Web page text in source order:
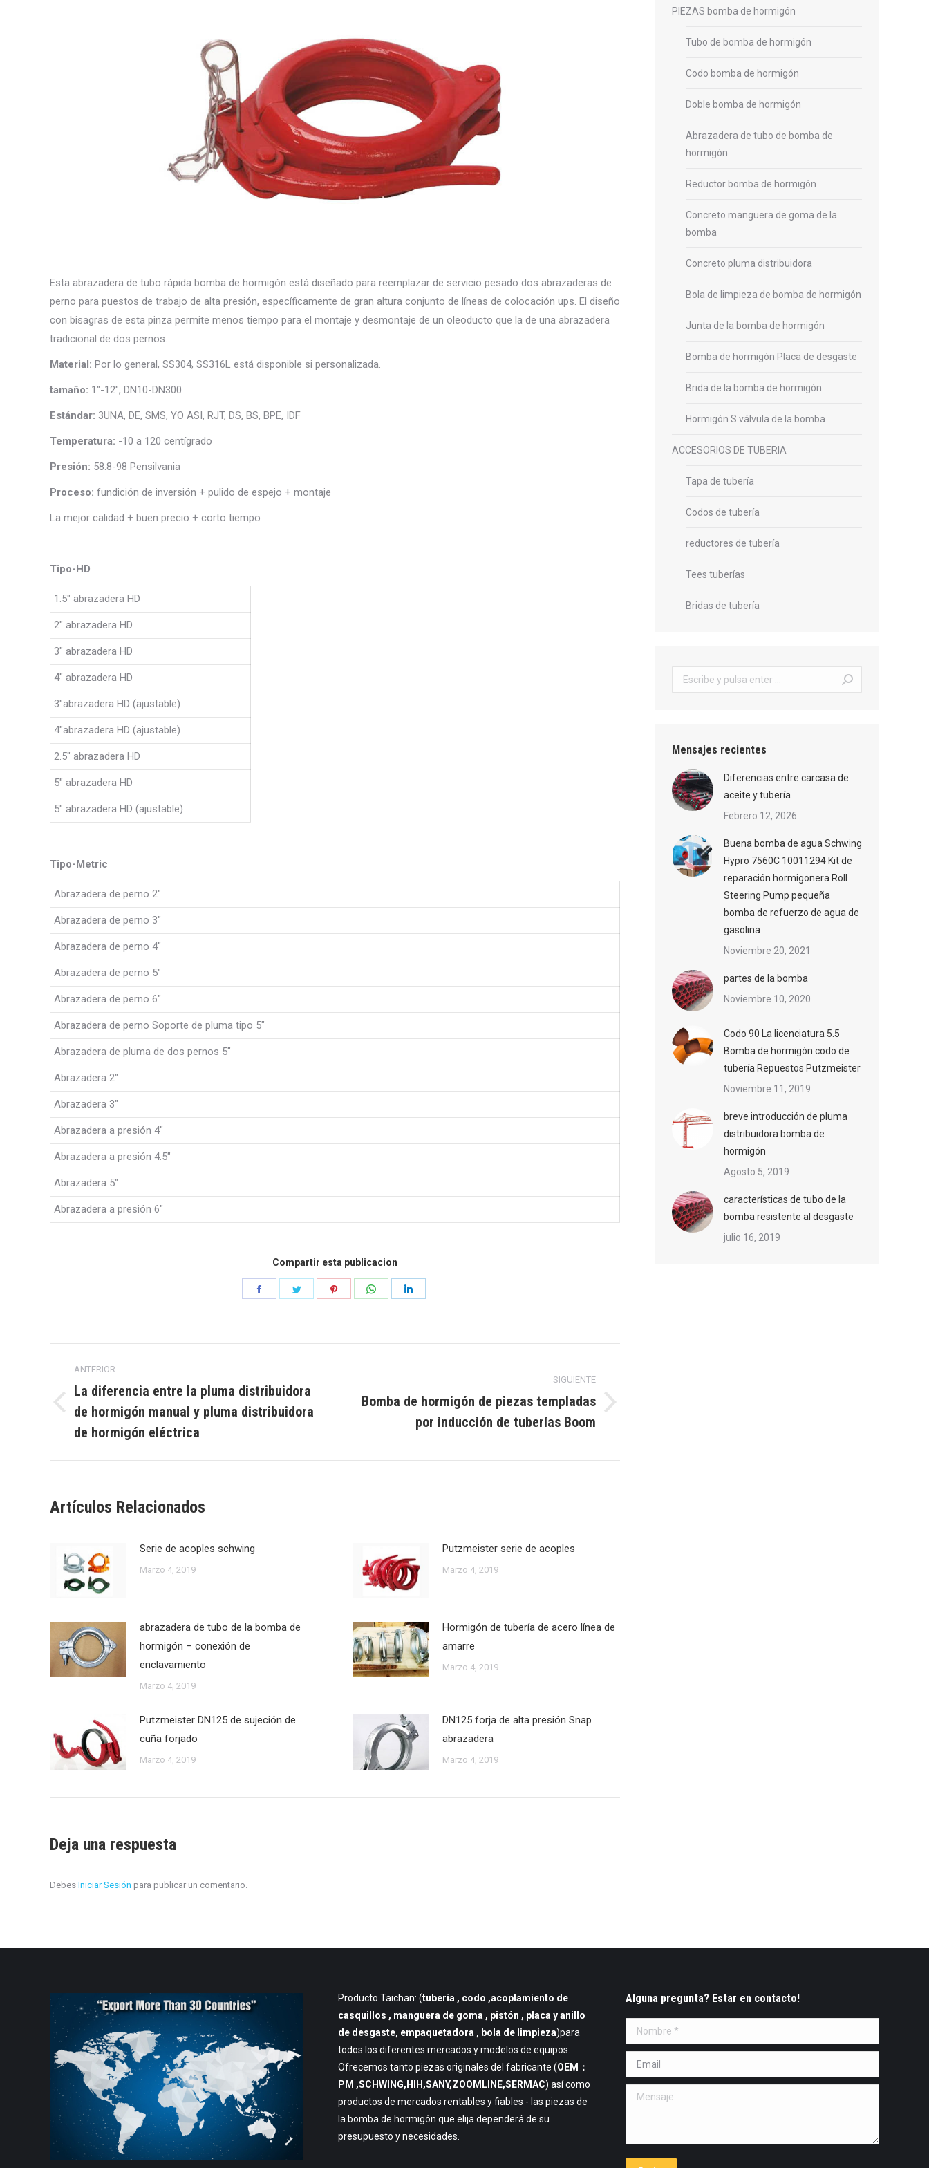
Esta abrazadera de tubo rápida bomba de hormigón está diseñado para reemplazar de servicio pesado dos abrazaderas de
perno para puestos de trabajo de alta presión, específicamente de gran altura conjunto de líneas de colocación ups. El diseño
con bisagras de esta pinza permite menos tiempo para el montaje y desmontaje de un oleoducto que la de una abrazadera
tradicional de dos pernos.
Material: Por lo general, SS304, SS316L está disponible si personalizada.
tamaño: 1″-12″, DN10-DN300
Estándar: 3UNA, DE, SMS, YO ASI, RJT, DS, BS, BPE, IDF
Temperatura: -10 a 120 centígrado
Presión: 58.8-98 Pensilvania
Proceso: fundición de inversión + pulido de espejo + montaje
La mejor calidad + buen precio + corto tiempo
Tipo-HD
1.5″ abrazadera HD
2″ abrazadera HD
3″ abrazadera HD
4″ abrazadera HD
3″abrazadera HD (ajustable)
4″abrazadera HD (ajustable)
2.5″ abrazadera HD
5″ abrazadera HD
5″ abrazadera HD (ajustable)
Tipo-Metric
Abrazadera de perno 2″
Abrazadera de perno 3″
Abrazadera de perno 4″
Abrazadera de perno 5″
Abrazadera de perno 6″
Abrazadera de perno Soporte de pluma tipo 5″
Abrazadera de pluma de dos pernos 5″
Abrazadera 2″
Abrazadera 3″
Abrazadera a presión 4″
Abrazadera a presión 4.5″
Abrazadera 5″
Abrazadera a presión 6″
Compartir esta publicacion
CompartirCompartir CompartirCompartir
entre
publicaciones
ANTERIOR
Publicación
anterior:
La diferencia entre la pluma distribuidora
de hormigón manual y pluma distribuidora
de hormigón eléctrica
SIGUIENTE
Publicación
Bomba de hormigón de piezas templadas
por inducción de tuberías Boom
Artículos Relacionados
Serie de acoples schwing
Marzo 4, 2019
Putzmeister serie de acoples
Marzo 4, 2019
abrazadera de tubo de la bomba de
hormigón – conexión de
enclavamiento
Marzo 4, 2019
Hormigón de tubería de acero línea de
amarre
Marzo 4, 2019
Putzmeister DN125 de sujeción de
cuña forjado
Marzo 4, 2019
DN125 forja de alta presión Snap
abrazadera
Marzo 4, 2019
Deja una respuesta
Debes Iniciar Sesión para publicar un comentario.
PIEZAS bomba de hormigón
Tubo de bomba de hormigón
Codo bomba de hormigón
Doble bomba de hormigón
Abrazadera de tubo de bomba de
hormigón
Reductor bomba de hormigón
Concreto manguera de goma de la
bomba
Concreto pluma distribuidora
Bola de limpieza de bomba de hormigón
Junta de la bomba de hormigón
Bomba de hormigón Placa de desgaste
Brida de la bomba de hormigón
Hormigón S válvula de la bomba
ACCESORIOS DE TUBERIA
Tapa de tubería
Codos de tubería
reductores de tubería
Tees tuberías
Bridas de tubería
Buscar:
Mensajes recientes
Diferencias entre carcasa de
aceite y tubería
Febrero 12, 2026
Buena bomba de agua Schwing
Hypro 7560C 10011294 Kit de
reparación hormigonera Roll
Steering Pump pequeña
bomba de refuerzo de agua de
gasolina
Noviembre 20, 2021
partes de la bomba
Noviembre 10, 2020
Codo 90 La licenciatura 5.5
Bomba de hormigón codo de
tubería Repuestos Putzmeister
Noviembre 11, 2019
breve introducción de pluma
distribuidora bomba de
hormigón
Agosto 5, 2019
características de tubo de la
bomba resistente al desgaste
julio 16, 2019
Producto Taichan: (tubería, codo ,acoplamiento de
casquillos , manguera de goma , pistón , placa y anillo
de desgaste, empaquetadora , bola de limpieza)para
todos los diferentes mercados y modelos de equipos.
Ofrecemos tanto piezas originales del fabricante (OEM：
PM ,SCHWING,HIH,SANY,ZOOMLINE,SERMAC) así como
productos de mercados rentables y fiables - las piezas de
la bomba de hormigón que elija dependerá de su
presupuesto y necesidades.
Alguna pregunta? Estar en contacto!
Nombre *
Email *
Mensaje